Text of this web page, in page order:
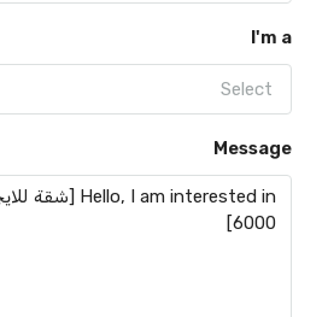
I'm a
Select
Message